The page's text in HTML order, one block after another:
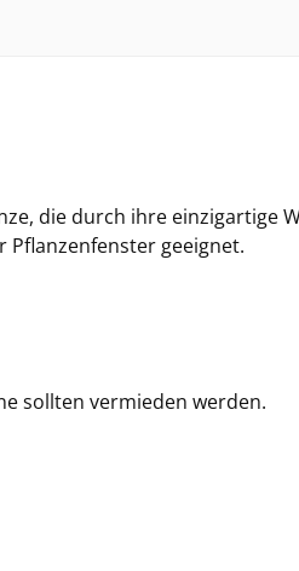
die durch ihre einzigartige
Pflanzenfenster geeignet.
sollten vermieden werden.